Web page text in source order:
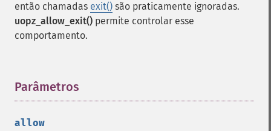
então chamadas exit() são praticamente ignoradas.
uopz_allow_exit() permite controlar esse
comportamento.
Parâmetros
allow